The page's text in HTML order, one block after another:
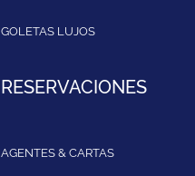
GOLETAS LUJOS
RESERVACIONES
AGENTES & CARTAS